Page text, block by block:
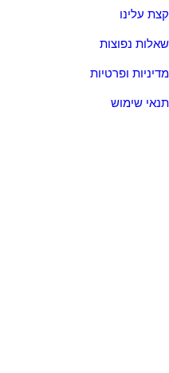
קצת עלינו
שאלות נפוצות
מדיניות ופרטיות
תנאי שימוש